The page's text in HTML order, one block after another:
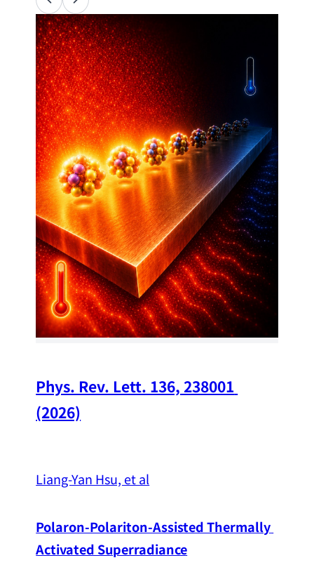
Phys. Rev. Lett. 136, 238001
(2026)
Liang-Yan Hsu, et al
Polaron-Polariton-Assisted Thermally
Activated Superradiance